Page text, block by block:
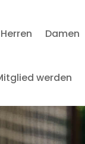
Herren Damen
werden